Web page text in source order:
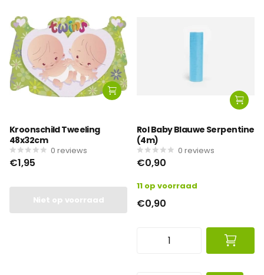
Kroonschild Tweeling
48x32cm
0 reviews
€1,95
Niet op voorraad
Rol Baby Blauwe Serpentine
(4m)
0 reviews
€0,90
11 op voorraad
€0,90